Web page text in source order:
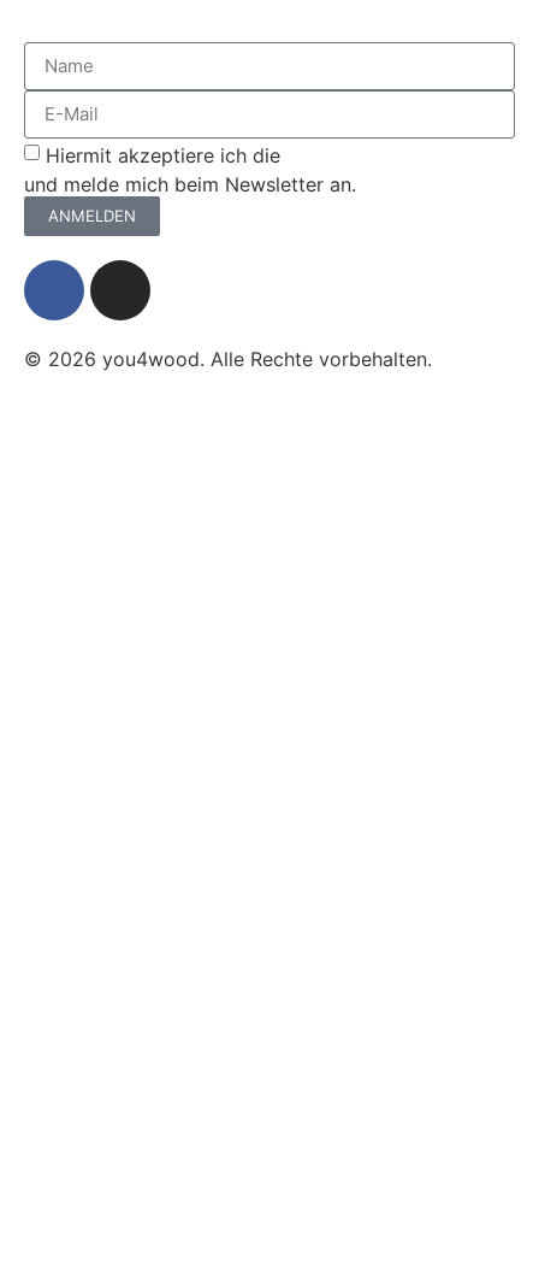
Hiermit akzeptiere ich die
und melde mich beim Newsletter an.
ANMELDEN
© 2026 you4wood. Alle Rechte vorbehalten.